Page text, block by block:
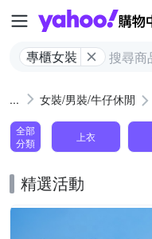
專櫃女裝
女裝/男裝/牛仔休閒
全部
分類
上衣
精選活動